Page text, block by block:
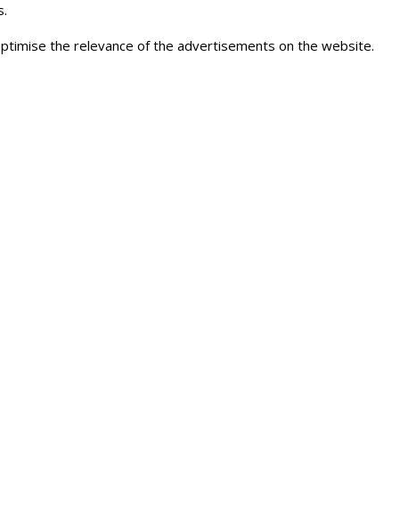
the relevance of the advertisements on the website.